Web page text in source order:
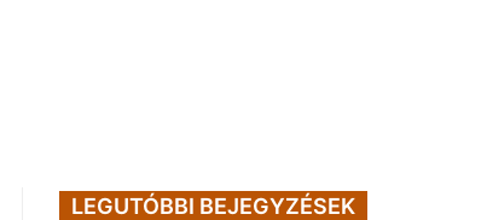
LEGUTÓBBI BEJEGYZÉSEK